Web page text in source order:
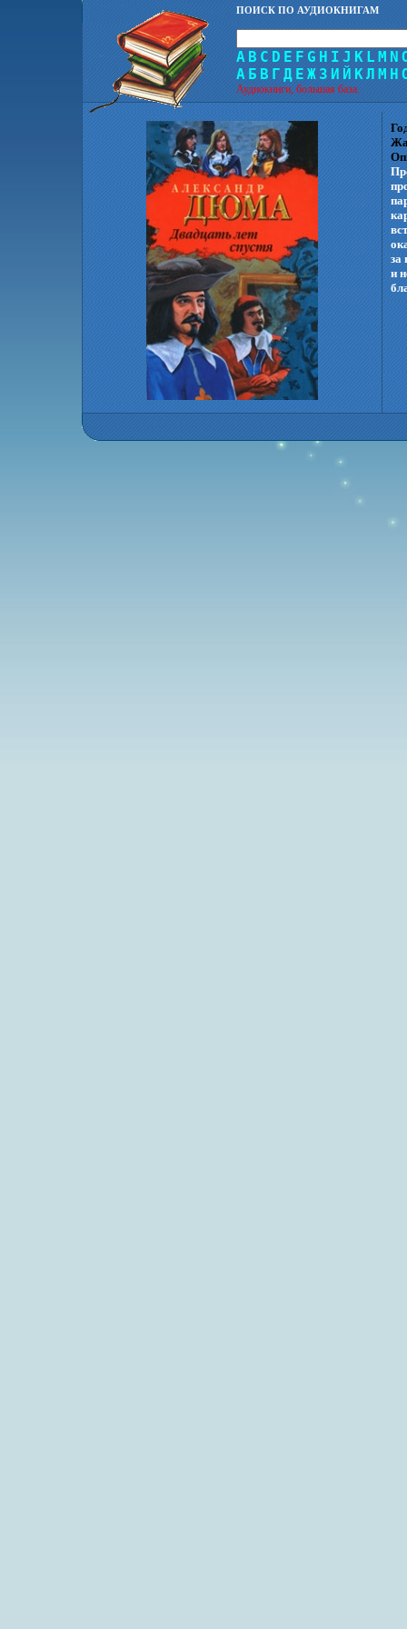
ПОИСК ПО АУДИОКНИГАМ
A B C D E F G H I J K L M N
А Б В Г Д Е Ж З И Й КЛ М Н
Аудиокниги, большая база.
за
и